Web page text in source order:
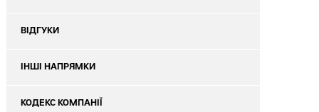
ВІДГУКИ
ІНШІ НАПРЯМКИ
КОДЕКС КОМПАНІЇ